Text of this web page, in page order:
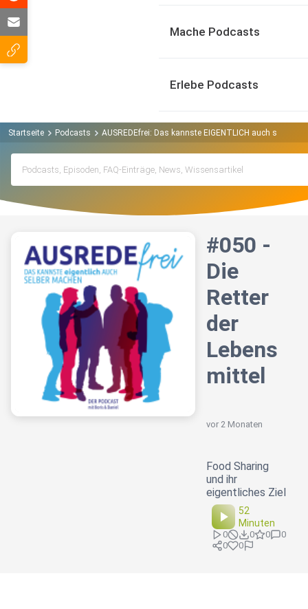
Mache Podcasts
Erlebe Podcasts
Startseite Podcasts AUSREDEfrei: Das kannste EIGENTLICH auch selber
#050 -
Die
Retter
der
Lebens
mittel
vor 2 Monaten
Food Sharing
und ihr
eigentliches Ziel
52
Minuten
0 0 0
0
0
0